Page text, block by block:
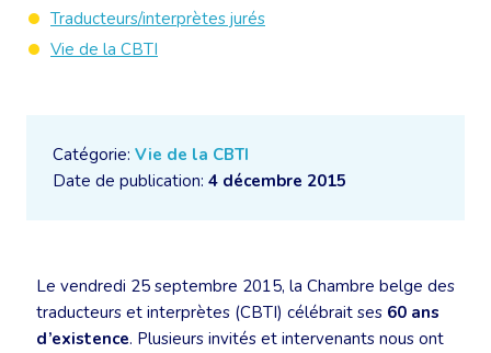
Catégorie: Vie de la CBTI
Date de publication: 4 décembre 2015
Le vendredi 25 septembre 2015, la Chambre belge des
traducteurs et interprètes (CBTI) célébrait ses 60 ans
d’existence. Plusieurs invités et intervenants nous ont
Traducteurs/interprètes jurés
Vie de la CBTI